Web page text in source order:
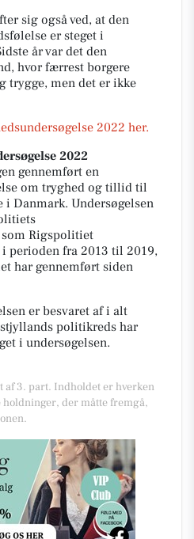
sig også ved, at den
er steget i
år var det den
hvor færrest borgere
trygge, men det er ikke
2022 her.
2022
gennemført en
om tryghed og tillid til
Danmark. Undersøgelsen
som Rigspolitiet
perioden fra 2013 til 2019,
har gennemført siden
er besvaret af i alt
politikreds har
i undersøgelsen.
af 3. part. Indholdet er hverken
der måtte fremgå,